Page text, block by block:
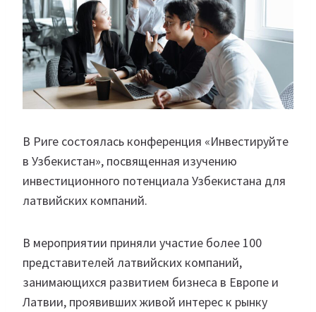
В Риге состоялась конференция «Инвестируйте
в Узбекистан», посвященная изучению
инвестиционного потенциала Узбекистана для
латвийских компаний.
В мероприятии приняли участие более 100
представителей латвийских компаний,
занимающихся развитием бизнеса в Европе и
Латвии, проявивших живой интерес к рынку